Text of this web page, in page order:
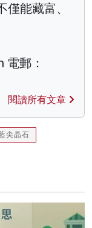
能藏富、
郵：
閱讀所有文章
尖晶石